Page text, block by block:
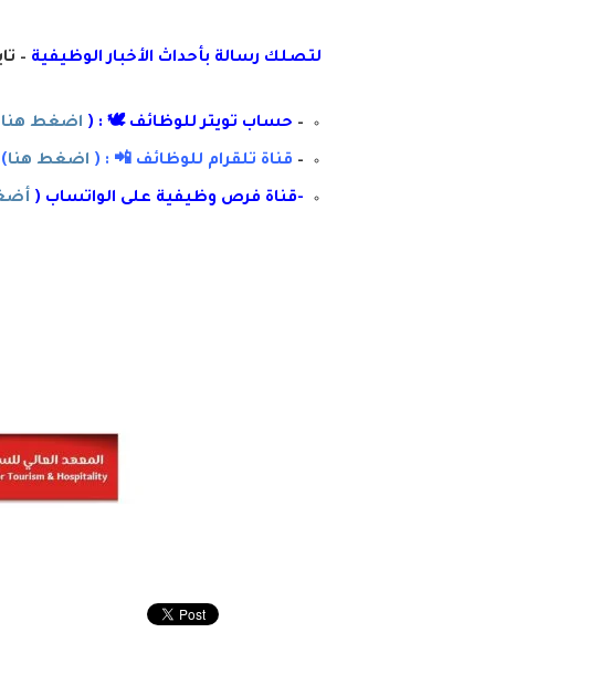
لتصلك رسالة بأحداث الأخبار الوظيفية –
– حساب تويتر للوظائف 🕊 : ( اضغط هنا
– قناة تلقرام للوظائف 📲 : ( اضغط هنا)
-قناة فرص وظيفية على الواتساب (